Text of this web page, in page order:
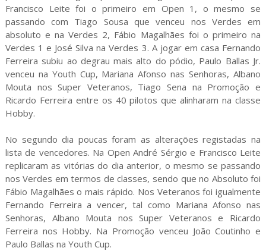
Francisco Leite foi o primeiro em Open 1, o mesmo se
passando com Tiago Sousa que venceu nos Verdes em
absoluto e na Verdes 2, Fábio Magalhães foi o primeiro na
Verdes 1 e José Silva na Verdes 3. A jogar em casa Fernando
Ferreira subiu ao degrau mais alto do pódio, Paulo Ballas Jr.
venceu na Youth Cup, Mariana Afonso nas Senhoras, Albano
Mouta nos Super Veteranos, Tiago Sena na Promoção e
Ricardo Ferreira entre os 40 pilotos que alinharam na classe
Hobby.
No segundo dia poucas foram as alterações registadas na
lista de vencedores. Na Open André Sérgio e Francisco Leite
replicaram as vitórias do dia anterior, o mesmo se passando
nos Verdes em termos de classes, sendo que no Absoluto foi
Fábio Magalhães o mais rápido. Nos Veteranos foi igualmente
Fernando Ferreira a vencer, tal como Mariana Afonso nas
Senhoras, Albano Mouta nos Super Veteranos e Ricardo
Ferreira nos Hobby. Na Promoção venceu João Coutinho e
Paulo Ballas na Youth Cup.